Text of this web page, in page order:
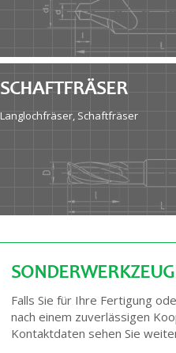
SCHAFTFRÄSER
Langlochfräser, Schaftfräser
Falls Sie für Ihre Fertigung
nach einem zuverlässigen
Kontaktdaten sehen Sie